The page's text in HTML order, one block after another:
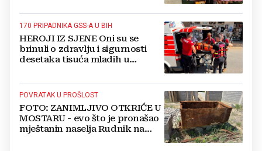
170 PRIPADNIKA GSS-A U BIH
HEROJI IZ SJENE Oni su se
brinuli o zdravlju i sigurnosti
desetaka tisuća mladih u
POVRATAK U PROŠLOST
FOTO: ZANIMLJIVO OTKRIĆE U
MOSTARU - evo što je pronašao
mještanin naselja Rudnik na